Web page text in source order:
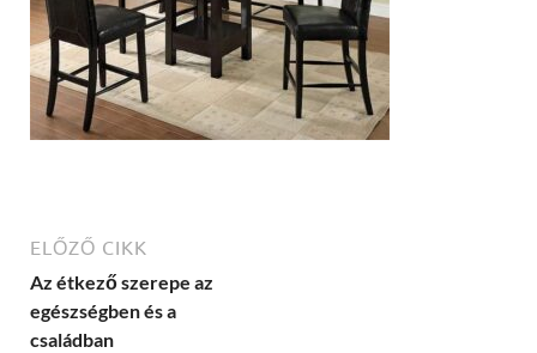
ELŐZŐ CIKK
Az étkező szerepe az
egészségben és a
családban